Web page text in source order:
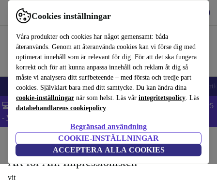
Cookies inställningar
Våra produkter och cookies har något gemensamt: båda
återanvänds. Genom att återanvända cookies kan vi förse dig med
optimerat innehåll som är relevant för dig. För att det ska fungera
korrekt och för att kunna anpassa innehåll och reklam åt dig så
måste vi analysera ditt surfbeteende – med första och tredje part
cookies. Självklart bara med ditt samtycke. Du kan ändra dina
cookie-inställningar när som helst. Läs vår integritetspolicy. Läs
databehandlarens cookiepolicy.
Begränsad användning
COOKIE-INSTÄLLNINGAR
ACCEPTERA ALLA COOKIES
Använd refurbed snabbt och enkelt
🎒 Back to school Mobiltelefoner Bärbara datorer Surfplattor
💻 Extra 5% rabatt på alla MacBooks och laptops - Code: LAPTOP5
- Villkor
Hushåll Möbler
Art for All. Impressionisten
vit